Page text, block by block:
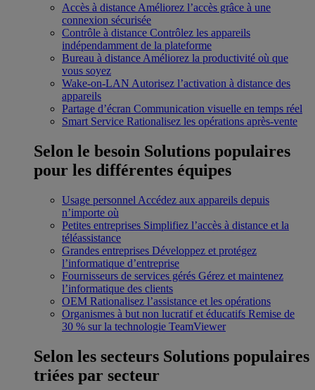
Accès à distance Améliorez l’accès grâce à une
connexion sécurisée
Contrôle à distance Contrôlez les appareils
indépendamment de la plateforme
Bureau à distance Améliorez la productivité où que
vous soyez
Wake-on-LAN Autorisez l’activation à distance des
appareils
Partage d’écran Communication visuelle en temps réel
Smart Service Rationalisez les opérations après-vente
Selon le besoin Solutions populaires
pour les différentes équipes
Usage personnel Accédez aux appareils depuis
n’importe où
Petites entreprises Simplifiez l’accès à distance et la
téléassistance
Grandes entreprises Développez et protégez
l’informatique d’entreprise
Fournisseurs de services gérés Gérez et maintenez
l’informatique des clients
OEM Rationalisez l’assistance et les opérations
Organismes à but non lucratif et éducatifs Remise de
30 % sur la technologie TeamViewer
Selon les secteurs Solutions populaires
triées par secteur